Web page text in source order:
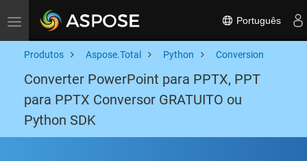
Toggle navigation Português
Produtos Aspose.Total Python Conversion
Converter PowerPoint para PPTX, PPT
para PPTX Conversor GRATUITO ou
Python SDK